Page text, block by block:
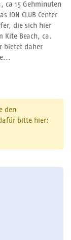
ca 15 Gehminuten
ION CLUB Center
die sich hier
Kite Beach, ca.
bietet daher
den
bitte hier: